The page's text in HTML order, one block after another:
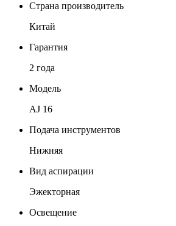
Страна производитель
Китай
Гарантия
2 года
Модель
AJ 16
Подача инструментов
Нижняя
Вид аспирации
Эжекторная
Освещение